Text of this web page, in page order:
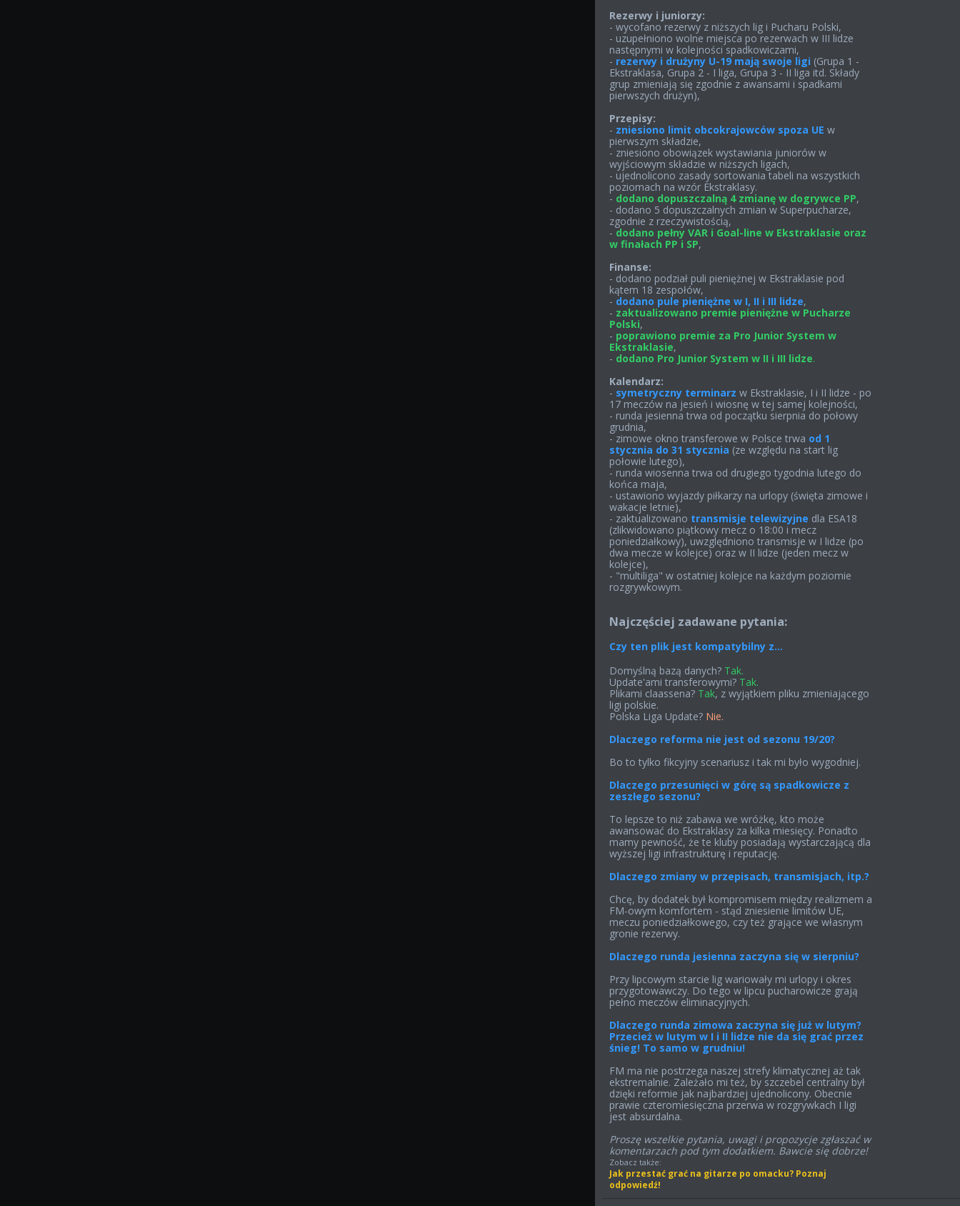
Rezerwy i juniorzy:
- wycofano rezerwy z niższych lig i Pucharu Polski,
- uzupełniono wolne miejsca po rezerwach w III lidze
następnymi w kolejności spadkowiczami,
- rezerwy i drużyny U-19 mają swoje ligi (Grupa 1 -
Ekstraklasa, Grupa 2 - I liga, Grupa 3 - II liga itd. Składy
grup zmieniają się zgodnie z awansami i spadkami
pierwszych drużyn),
Przepisy:
- zniesiono limit obcokrajowców spoza UE w
pierwszym składzie,
- zniesiono obowiązek wystawiania juniorów w
wyjściowym składzie w niższych ligach,
- ujednolicono zasady sortowania tabeli na wszystkich
poziomach na wzór Ekstraklasy.
- dodano dopuszczalną 4 zmianę w dogrywce PP,
- dodano 5 dopuszczalnych zmian w Superpucharze,
zgodnie z rzeczywistością,
-dodano pełny VAR i Goal-line w Ekstraklasie oraz
w finałach PP i SP,
Finanse:
- dodano podział puli pieniężnej w Ekstraklasie pod
kątem 18 zespołów,
- dodano pule pieniężne w I, II i III lidze,
- zaktualizowano premie pieniężne w Pucharze
Polski,
- poprawiono premie za Pro Junior System w
Ekstraklasie,
- dodano Pro Junior System w II i III lidze.
Kalendarz:
- symetryczny terminarz w Ekstraklasie, I i II lidze - po
17 meczów na jesień i wiosnę w tej samej kolejności,
- runda jesienna trwa od początku sierpnia do połowy
grudnia,
- zimowe okno transferowe w Polsce trwa od 1
stycznia do 31 stycznia (ze względu na start lig
połowie lutego),
- runda wiosenna trwa od drugiego tygodnia lutego do
końca maja,
- ustawiono wyjazdy piłkarzy na urlopy (święta zimowe i
wakacje letnie),
- zaktualizowano transmisje telewizyjne dla ESA18
(zlikwidowano piątkowy mecz o 18:00 i mecz
poniedziałkowy), uwzględniono transmisje w I lidze (po
dwa mecze w kolejce) oraz w II lidze (jeden mecz w
kolejce),
- "multiliga" w ostatniej kolejce na każdym poziomie
rozgrywkowym.
Najczęściej zadawane pytania:
Czy ten plik jest kompatybilny z...
Domyślną bazą danych? Tak.
Update'ami transferowymi? Tak.
Plikami claassena? Tak, z wyjątkiem pliku zmieniającego
ligi polskie.
Polska Liga Update? Nie.
Dlaczego reforma nie jest od sezonu 19/20?
Bo to tylko fikcyjny scenariusz i tak mi było wygodniej.
Dlaczego przesunięci w górę są spadkowicze z
zeszłego sezonu?
To lepsze to niż zabawa we wróżkę, kto może
awansować do Ekstraklasy za kilka miesięcy. Ponadto
mamy pewność, że te kluby posiadają wystarczającą dla
wyższej ligi infrastrukturę i reputację.
Dlaczego zmiany w przepisach, transmisjach, itp.?
Chcę, by dodatek był kompromisem między realizmem a
FM-owym komfortem - stąd zniesienie limitów UE,
meczu poniedziałkowego, czy też grające we własnym
gronie rezerwy.
Dlaczego runda jesienna zaczyna się w sierpniu?
Przy lipcowym starcie lig wariowały mi urlopy i okres
przygotowawczy. Do tego w lipcu pucharowicze grają
pełno meczów eliminacyjnych.
Dlaczego runda zimowa zaczyna się już w lutym?
Przecież w lutym w I i II lidze nie da się grać przez
śnieg! To samo w grudniu!
FM ma nie postrzega naszej strefy klimatycznej aż tak
ekstremalnie. Zależało mi też, by szczebel centralny był
dzięki reformie jak najbardziej ujednolicony. Obecnie
prawie czteromiesięczna przerwa w rozgrywkach I ligi
jest absurdalna.
Proszę wszelkie pytania, uwagi i propozycje zgłaszać w
komentarzach pod tym dodatkiem. Bawcie się dobrze!
Zobacz także:
Jak przestać grać na gitarze po omacku? Poznaj
odpowiedź!